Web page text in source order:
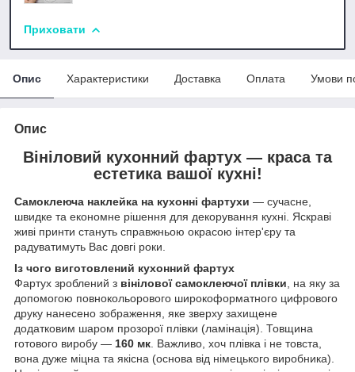
Приховати
Опис Характеристики Доставка Оплата Умови
Опис
Вініловий кухонний фартух — краса та
естетика вашої кухні!
Самоклеюча наклейка на кухонні фартухи — сучасне,
швидке та економне рішення для декорування кухні. Яскраві
живі принти стануть справжньою окрасою інтер'єру та
радуватимуть Вас довгі роки.
Із чого виготовлений кухонний фартух
Фартух зроблений з вінілової самоклеючої плівки, на яку за
допомогою повнокольорового широкоформатного цифрового
друку нанесено зображення, яке зверху захищене
додатковим шаром прозорої плівки (ламінація). Товщина
готового виробу — 160 мк. Важливо, хоч плівка і не товста,
вона дуже міцна та якісна (основа від німецького виробника).